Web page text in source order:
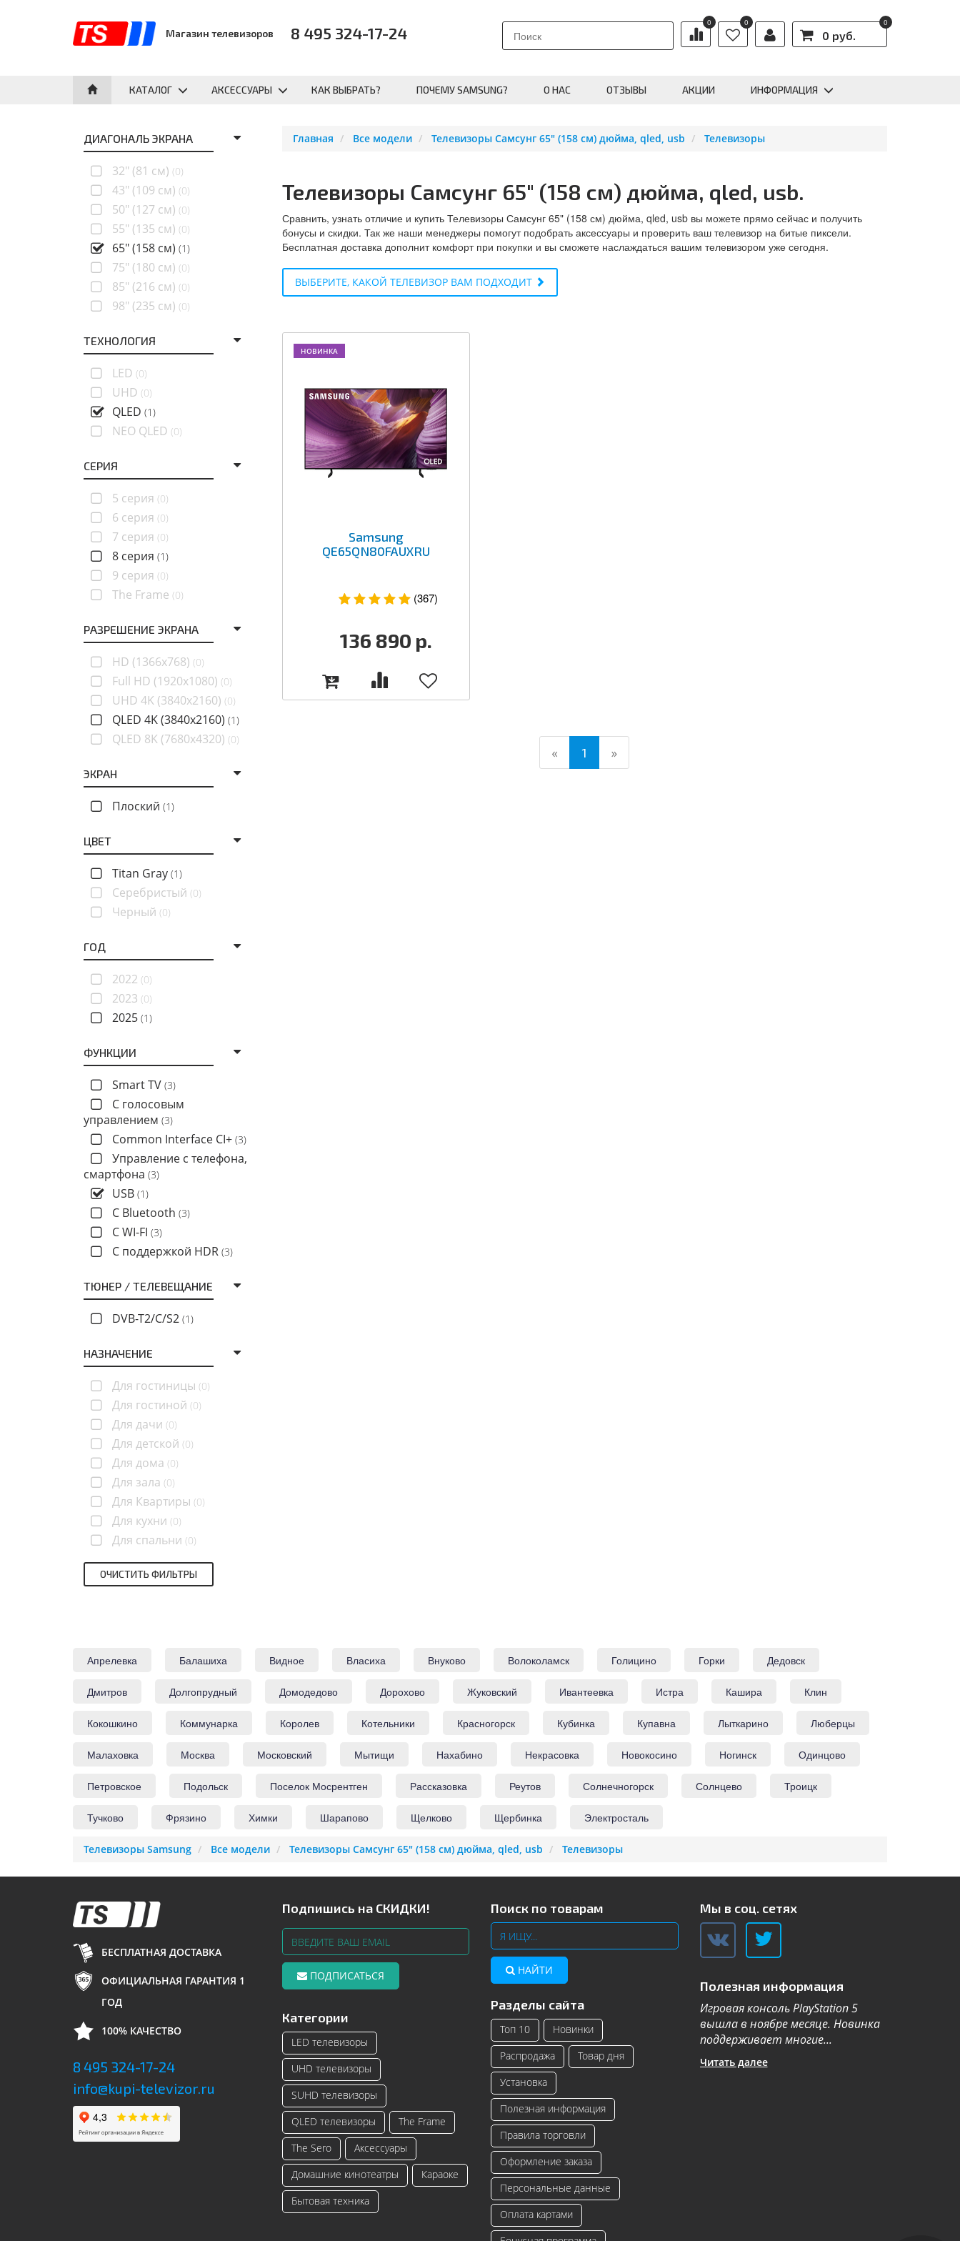
Магазин телевизоров 8 495 324-17-24
0 0
0 руб.
0
КАТАЛОГ АКСЕССУАРЫ КАК ВЫБРАТЬ? ПОЧЕМУ SAMSUNG? О НАС ОТЗЫВЫ АКЦИИ ИНФОРМАЦИЯ
ДИАГОНАЛЬ ЭКРАНА
32" (81 см) (0)
43" (109 см) (0)
50" (127 см) (0)
55" (135 см) (0)
65" (158 см) (1)
75" (180 см) (0)
85" (216 см) (0)
98" (235 см) (0)
ТЕХНОЛОГИЯ
LED (0)
UHD (0)
QLED (1)
NEO QLED (0)
СЕРИЯ
5 серия (0)
6 серия (0)
7 серия (0)
8 серия (1)
9 серия (0)
The Frame (0)
РАЗРЕШЕНИЕ ЭКРАНА
HD (1366x768) (0)
Full HD (1920x1080) (0)
UHD 4K (3840x2160) (0)
QLED 4K (3840x2160) (1)
QLED 8K (7680x4320) (0)
ЭКРАН
Плоский (1)
ЦВЕТ
Titan Gray (1)
Серебристый (0)
Черный (0)
ГОД
2022 (0)
2023 (0)
2025 (1)
ФУНКЦИИ
Smart TV (3)
C голосовым
управлением (3)
Common Interface CI+ (3)
Управление с телефона,
смартфона (3)
USB (1)
С Bluetooth (3)
С WI-FI (3)
С поддержкой HDR (3)
ТЮНЕР / ТЕЛЕВЕЩАНИЕ
DVB-T2/C/S2 (1)
НАЗНАЧЕНИЕ
Для гостиницы (0)
Для гостиной (0)
Для дачи (0)
Для детской (0)
Для дома (0)
Для зала (0)
Для Квартиры (0)
Для кухни (0)
Для спальни (0)
Главная Все модели Телевизоры Самсунг 65" (158 см) дюйма, qled, usb Телевизоры
Телевизоры Самсунг 65" (158 см) дюйма, qled, usb.
Сравнить, узнать отличие и купить Телевизоры Самсунг 65" (158 см) дюйма, qled, usb вы можете прямо сейчас и получить
бонусы и скидки. Так же наши менеджеры помогут подобрать аксессуары и проверить ваш телевизор на битые пиксели.
Бесплатная доставка дополнит комфорт при покупки и вы сможете наслаждаться вашим телевизором уже сегодня.
ВЫБЕРИТЕ, КАКОЙ ТЕЛЕВИЗОР ВАМ ПОДХОДИТ
НОВИНКА
Samsung
QE65QN80FAUXRU
(367)
136 890 р.
« 1 (current)
»
Апрелевка Балашиха Видное Власиха Внуково Волоколамск Голицино Горки Дедовск
Дмитров Долгопрудный Домодедово Дорохово Жуковский Ивантеевка Истра Кашира Клин
Кокошкино Коммунарка Королев Котельники Красногорск Кубинка Купавна Лыткарино Люберцы
Малаховка Москва Московский Мытищи Нахабино Некрасовка Новокосино Ногинск Одинцово
Петровское Подольск Поселок Мосрентген Рассказовка Реутов Солнечногорск Солнцево Троицк
Тучково Фрязино Химки Шарапово Щелково Щербинка Электросталь
Телевизоры Samsung Все модели Телевизоры Самсунг 65" (158 см) дюйма, qled, usb Телевизоры
БЕСПЛАТНАЯ ДОСТАВКА
ОФИЦИАЛЬНАЯ ГАРАНТИЯ 1
ГОД
100% КАЧЕСТВО
8 495 324-17-24
info@kupi-televizor.ru
Подпишись на СКИДКИ!
ПОДПИСАТЬСЯ
Категории
LED телевизоры
UHD телевизоры
SUHD телевизоры
QLED телевизоры
The Frame
The Sero
Аксессуары
Домашние кинотеатры
Караоке
Бытовая техника
Поиск по товарам
НАЙТИ
Разделы сайта
Топ 10
Новинки
Распродажа
Товар дня
Установка
Полезная информация
Правила торговли
Оформление заказа
Персональные данные
Оплата картами
Мы в соц. сетях
Полезная информация
Телевизоры Samsung с изогнутым
экраном – инновационные модели
телевизоро...
Читать далее
Читать далее
Игровая консоль PlayStation 5
вышла в ноябре месяце. Новинка
поддерживает многие...
Читать далее